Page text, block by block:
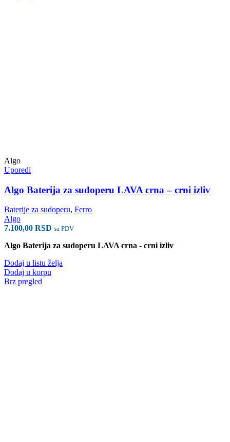
Algo
Uporedi
Algo Baterija za sudoperu LAVA crna – crni izliv
Baterije za sudoperu, Ferro
Algo
7.100,00 RSD sa PDV
Algo Baterija za sudoperu LAVA crna - crni izliv
Dodaj u listu želja
Dodaj u korpu
Brz pregled